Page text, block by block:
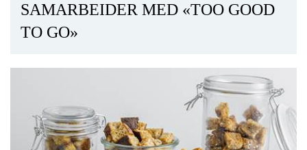
SAMARBEIDER MED «TOO GOOD
TO GO»